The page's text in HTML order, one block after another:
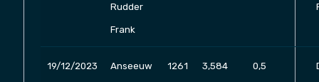
Rudder
Frank
19/12/2023 Anseeuw 1261 3,584 0,5